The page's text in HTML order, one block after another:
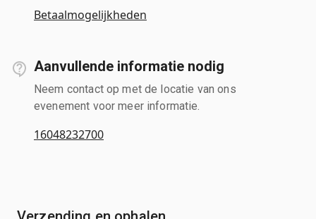
Betaalmogelijkheden
Aanvullende informatie nodig
Neem contact op met de locatie van ons
evenement voor meer informatie.
16048232700